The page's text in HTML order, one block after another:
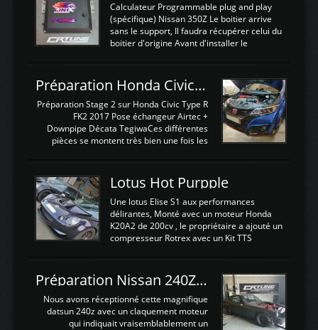
Calculateur Programmable plug and play
(spécifique) Nissan 350Z Le boitier arrive
sans le support, Il faudra récupérer celui du
boitier d'origine Avant d'installer le
d'envoyer l'information de la large bande
dans le boitier. sydney sweeney deepfake
La sortie 0-5V de l'afr sera connectée sur
l'entrée AN Volt 8 et GndAN pour
Analogique, et Volt car l'information est une
tension (Pas une résistance variable d'un
est temps de brancher le ...
Préparation Honda Civic Type R FK2
Préparation Stage 2 sur Honda Civic Type R
FK2 2017 Pose échangeur Airtec +
Downpipe Décata TegiwaCes différentes
pièces se montent très bien une fois les
légere découpe du plastique inferieur,
negénant en rien la structure ou le
fonctionnement du fond plat. Une
reprogrammation Stage 2 est faite sur le
calculateur d'origine. Une alternative
économique au passage sur Hondata
d'origine 310cv et 400Nn , Une fois
reprogrammé et les ...
Lotus Hot Purpple
Une lotus Elise S1 aux performances
délirantes, Monté avec un moteur Honda
K20A2 de 200cv , le propriétaire a ajouté un
compresseur Rotrex avec un Kit TTS
d'augmenter la puissance de son moteur:
un watercooler a été ajouté. 300Cv sans
échangeurLa lotus équipée d'un Hondata
Kpro et d'une large bande pour le réglage
Avantages et inconvénients d'un
Préparation Nissan 240Z SR20DET
Nous avons réceptionné cette magnifique
datsun 240z avec un claquement moteur
qui indiquait vraisemblablement un